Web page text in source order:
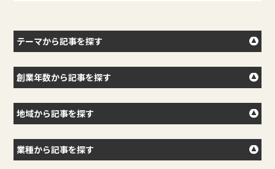
テーマから記事を探す
創業年数から記事を探す
地域から記事を探す
業種から記事を探す